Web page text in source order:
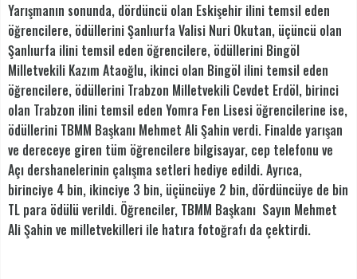
Yarışmanın sonunda, dördüncü olan Eskişehir ilini temsil eden
öğrencilere, ödüllerini Şanlıurfa Valisi Nuri Okutan, üçüncü olan
Şanlıurfa ilini temsil eden öğrencilere, ödüllerini Bingöl
Milletvekili Kazım Ataoğlu, ikinci olan Bingöl ilini temsil eden
öğrencilere, ödüllerini Trabzon Milletvekili Cevdet Erdöl, birinci
olan Trabzon ilini temsil eden Yomra Fen Lisesi öğrencilerine ise,
ödüllerini TBMM Başkanı Mehmet Ali Şahin verdi. Finalde yarışan
ve dereceye giren tüm öğrencilere bilgisayar, cep telefonu ve
Açı dershanelerinin çalışma setleri hediye edildi. Ayrıca,
birinciye 4 bin, ikinciye 3 bin, üçüncüye 2 bin, dördüncüye de bin
TL para ödülü verildi. Öğrenciler, TBMM Başkanı Sayın Mehmet
Ali Şahin ve milletvekilleri ile hatıra fotoğrafı da çektirdi.